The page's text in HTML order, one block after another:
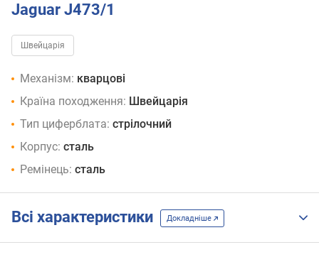
Jaguar J473/1
Швейцарія
Механізм: кварцові
Країна походження: Швейцарія
Тип циферблата: стрілочний
Корпус: сталь
Ремінець: сталь
Всі характеристики Докладніше